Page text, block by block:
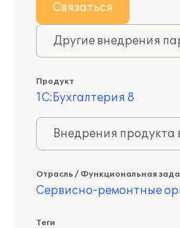
Связаться
Другие внедрения
Продукт
1С:Бухгалтерия 8
Внедрения
Отрасль / Функциональная
Сервисно-ремонтные
Теги